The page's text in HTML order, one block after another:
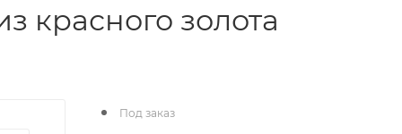
красного золота
Под заказ